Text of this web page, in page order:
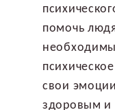
помочь
свои
здоровым и